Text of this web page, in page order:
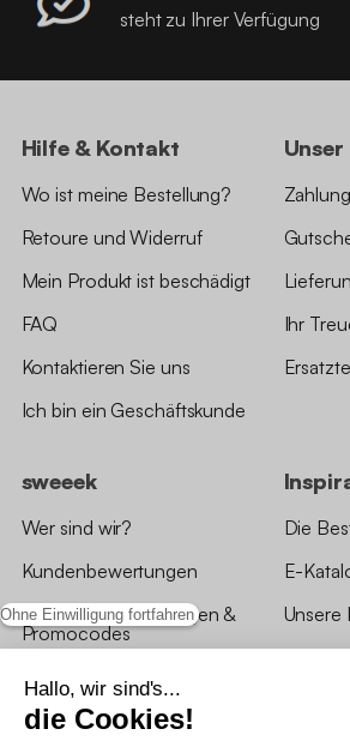
Ohne Einwilligung fortfahren
Hallo, wir sind's...
die Cookies!
steht zu Ihrer Verfügung
Hilfe & Kontakt
Wo ist meine Bestellung?
Retoure und Widerruf
Mein Produkt ist beschädigt
FAQ
Kontaktieren Sie uns
Ich bin ein Geschäftskunde
Ihr
sweeek
Wer sind wir?
Kundenbewertungen
*Angebotsbedingungen &
Promocodes
Bewertungen von sweeek
Unsere Geschäfte
Die
E-
Unsere